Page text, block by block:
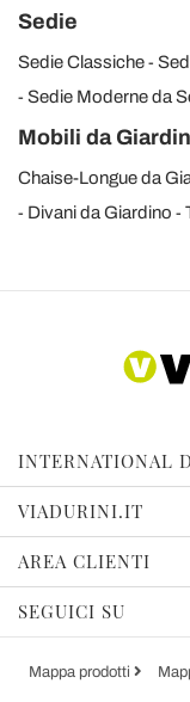
Sedie
Sedie Classiche
Sedie Moderne da
Mobili da
Chaise-Longue da
Divani da Giardino
INTERNATIONAL
VIADURINI.IT
AREA CLIENTI
SEGUICI SU
Mappa prodotti